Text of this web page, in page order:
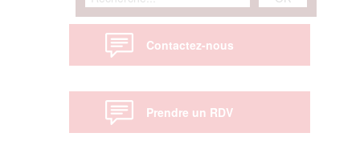
Contactez-nous
Prendre un RDV